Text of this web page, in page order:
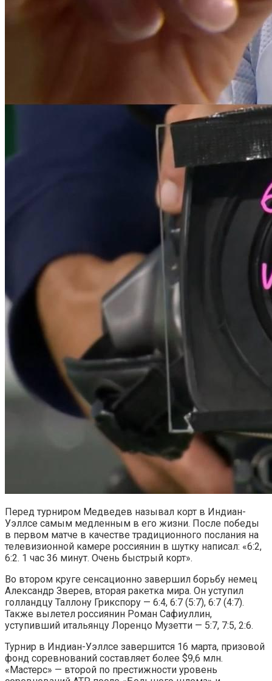
Перед турниром Медведев называл корт в Индиан-
Уэллсе самым медленным в его жизни. После победы
в первом матче в качестве традиционного послания на
телевизионной камере россиянин в шутку написал: «6:2,
6:2. 1 час 36 минут. Очень быстрый корт».
Во втором круге сенсационно завершил борьбу немец
Александр Зверев, вторая ракетка мира. Он уступил
голландцу Таллону Грикспору — 6:4, 6:7 (5:7), 6:7 (4:7).
Также вылетел россиянин Роман Сафиуллин,
уступивший итальянцу Лоренцо Музетти — 5:7, 7:5, 2:6.
Турнир в Индиан-Уэллсе завершится 16 марта, призовой
фонд соревнований составляет более $9,6 млн.
«Мастерс» — второй по престижности уровень